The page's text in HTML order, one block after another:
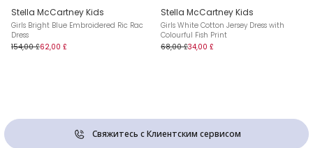
Stella McCartney Kids
Girls Bright Blue Embroidered Ric Rac
Dress
154,00 £62,00 £
Stella McCartney Kids
Girls White Cotton Jersey Dress with
Colourful Fish Print
68,00 £34,00 £
Свяжитесь с Клиентским сервисом